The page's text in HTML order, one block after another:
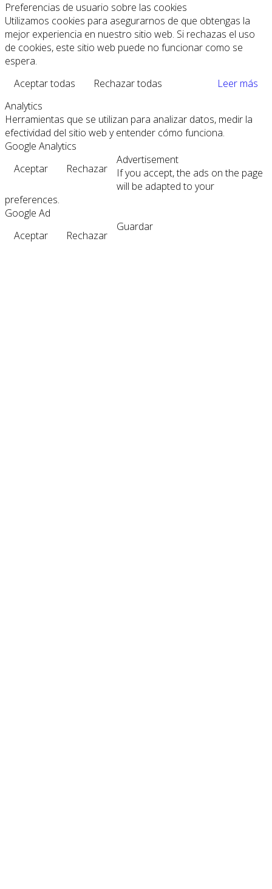
Preferencias de usuario sobre las cookies
Utilizamos cookies para asegurarnos de que obtengas la
mejor experiencia en nuestro sitio web. Si rechazas el uso
de cookies, este sitio web puede no funcionar como se
espera.
Aceptar todas
Rechazar todas
Leer más
Analytics
Herramientas que se utilizan para analizar datos, medir la
efectividad del sitio web y entender cómo funciona.
Google Analytics
Aceptar
Rechazar
Advertisement
If you accept, the ads on the page
will be adapted to your
preferences.
Google Ad
Aceptar
Rechazar
Guardar